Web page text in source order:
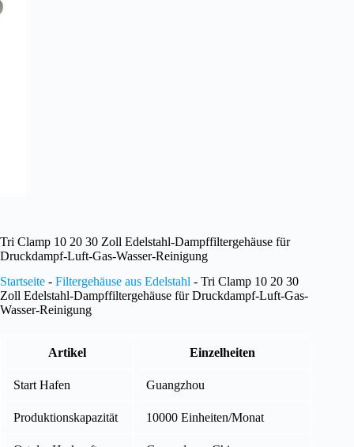
Tri Clamp 10 20 30 Zoll Edelstahl-Dampffiltergehäuse für
Druckdampf-Luft-Gas-Wasser-Reinigung
Startseite - Filtergehäuse aus Edelstahl - Tri Clamp 10 20 30
Zoll Edelstahl-Dampffiltergehäuse für Druckdampf-Luft-Gas-
Wasser-Reinigung
Artikel Einzelheiten
Start Hafen Guangzhou
Produktionskapazität 10000 Einheiten/Monat